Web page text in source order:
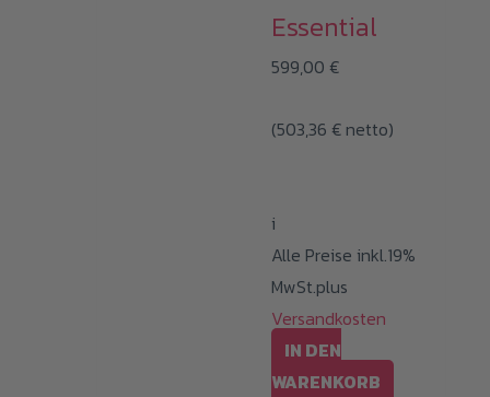
Essential
599,00 €
(503,36 € netto)
i
Alle Preise inkl.19%
MwSt.plus
Versandkosten
IN DEN
WARENKORB